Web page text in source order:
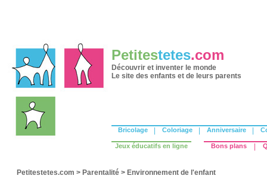
Petitestetes.com
Découvrir et inventer le monde
Le site des enfants et de leurs parents
Bricolage Coloriage Anniversaire
Jeux éducatifs en ligne Bons plans
Petitestetes.com > Parentalité > Environnement de l'enfant